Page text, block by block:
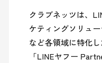
クラブネッツは、
ケティングソリュ
など各領域に特化
「LINEヤフー